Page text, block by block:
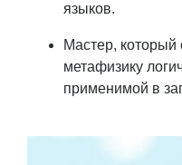
языков.
Мастер, который
метафизику
применимой в